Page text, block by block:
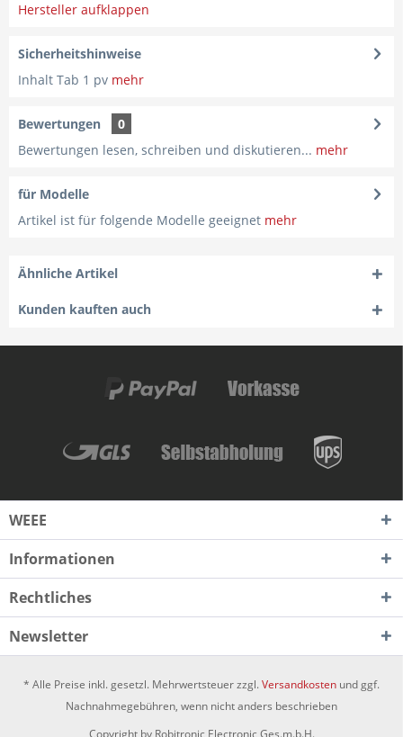
Hersteller aufklappen
Sicherheitshinweise
Inhalt Tab 1 pv mehr
Bewertungen
0
Bewertungen lesen, schreiben und diskutieren... mehr
für Modelle
Artikel ist für folgende Modelle geeignet mehr
Ähnliche Artikel
Kunden kauften auch
WEEE
Informationen
Rechtliches
Newsletter
* Alle Preise inkl. gesetzl. Mehrwertsteuer zzgl.Versandkosten und ggf.
Nachnahmegebühren, wenn nicht anders beschrieben
Copyright by Robitronic Electronic Ges.m.b.H.